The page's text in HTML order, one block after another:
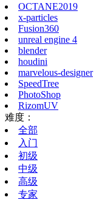
OCTANE2019
x-particles
Fusion360
unreal engine 4
blender
houdini
marvelous-designer
SpeedTree
PhotoShop
RizomUV
难度：
全部
入门
初级
中级
高级
专家